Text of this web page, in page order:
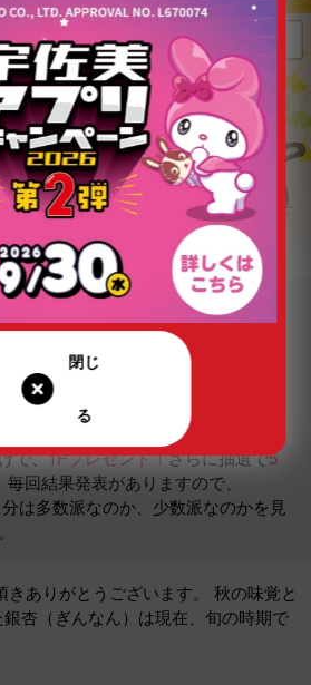
ち？とは…
で、1Pプレゼント！さらに抽選で5
毎回結果発表がありますので、
は多数派なのか、少数派なのかを見
ありがとうございます。
秋の味覚と
杏（ぎんなん）は現在、旬の時期で